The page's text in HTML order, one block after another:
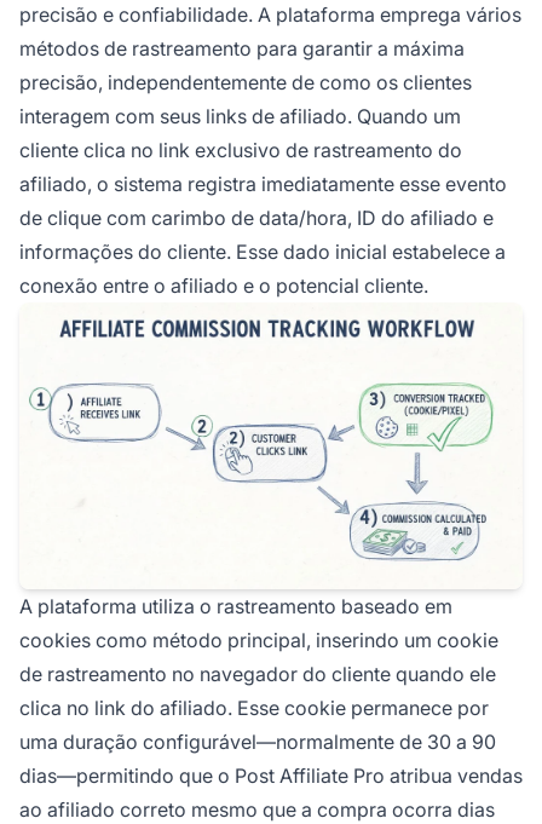
precisão e confiabilidade. A plataforma emprega vários
métodos de rastreamento para garantir a máxima
precisão, independentemente de como os clientes
interagem com seus links de afiliado. Quando um
cliente clica no link exclusivo de rastreamento do
afiliado, o sistema registra imediatamente esse evento
de clique com carimbo de data/hora, ID do afiliado e
informações do cliente. Esse dado inicial estabelece a
conexão entre o afiliado e o potencial cliente.
A plataforma utiliza o rastreamento baseado em
cookies como método principal, inserindo um cookie
de rastreamento no navegador do cliente quando ele
clica no link do afiliado. Esse cookie permanece por
uma duração configurável—normalmente de 30 a 90
dias—permitindo que o Post Affiliate Pro atribua vendas
ao afiliado correto mesmo que a compra ocorra dias